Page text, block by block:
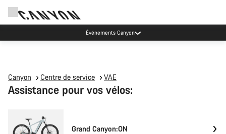
Événements Canyon
Canyon Centre de service VAE
Assistance pour vos vélos:
Grand Canyon:ON